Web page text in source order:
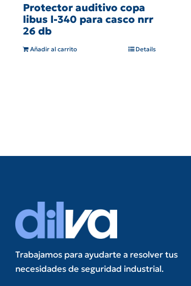
Protector auditivo copa
libus l-340 para casco nrr
26 db
Añadir al carrito Details
Trabajamos para ayudarte a resolver tus
necesidades de seguridad industrial.